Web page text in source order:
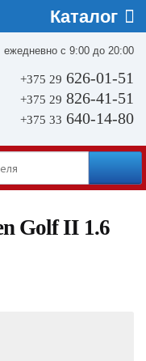
ежедневно с 9:00 до 20:00
+375 29 626-01-51
+375 29 826-41-51
+375 33 640-14-80
Golf II 1.6